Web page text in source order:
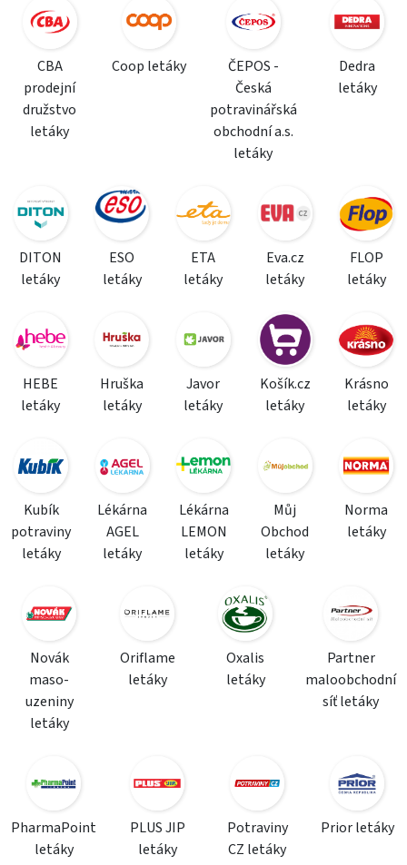
CBA
prodejní
družstvo
letáky
Coop letáky
ČEPOS -
Česká
potravinářská
obchodní a.s.
letáky
Dedra
letáky
DITON
letáky
ESO
letáky
ETA
letáky
Eva.cz
letáky
FLOP
letáky
HEBE
letáky
Hruška
letáky
Javor
letáky
Košík.cz
letáky
Krásno
letáky
Kubík
potraviny
letáky
Lékárna
AGEL
letáky
Lékárna
LEMON
letáky
Můj
Obchod
letáky
Norma
letáky
Novák
maso-
uzeniny
letáky
Oriflame
letáky
Oxalis
letáky
Partner
maloobchodní
síť letáky
PharmaPoint
letáky
PLUS JIP
letáky
Potraviny
CZ letáky
Prior letáky